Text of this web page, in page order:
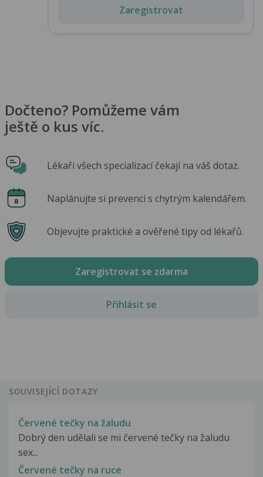
Zaregistrovat
Dočteno? Pomůžeme vám
ještě o kus víc.
Lékaři všech specializací čekají na váš dotaz.
Naplánujte si prevenci s chytrým kalendářem.
Objevujte praktické a ověřené tipy od lékařů.
Zaregistrovat se zdarma
Přihlásit se
SOUVISEJÍCÍ DOTAZY
Červené tečky na žaludu
Dobrý den udělali se mi červené tečky na žaludu
sex...
Červené tečky na ruce